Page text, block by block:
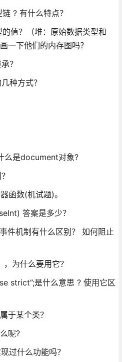
? 有什么特点？
值？（堆：原始数据类型和
一下他们的内存图吗？
？
种方式？
么是document对象?
函数(机试题)。
答案是多少？
件机制有什么区别？ 如何阻止
为什么要用它？
strict”;是什么意思 ? 使用它区
于某个类？
呢?
过什么功能吗？